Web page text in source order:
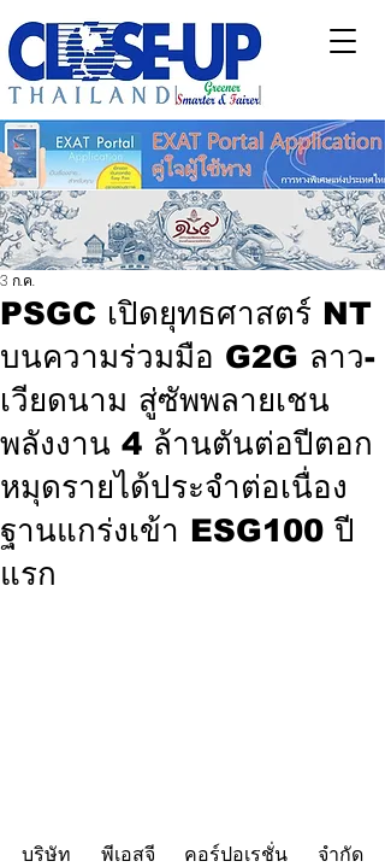
PSGC เปิดยุทธศาสตร์ NT
บนความร่วมมือ G2G ลาว-
เวียดนาม สู่ซัพพลายเชน
พลังงาน 4 ล้านตันต่อปีตอก
หมุดรายได้ประจำต่อเนื่อง
ฐานแกร่งเข้า ESG100 ปี
แรก
3 ก.ค.
บริษัท พีเอสจี คอร์ปอเรชั่น จำกัด